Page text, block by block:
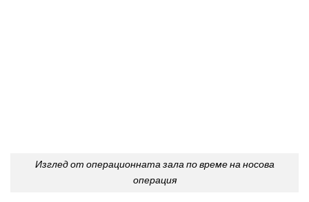
Изглед от операционната зала по време на носова
операция